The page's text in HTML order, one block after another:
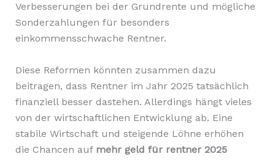
Verbesserungen bei der Grundrente und mögliche
Sonderzahlungen für besonders
einkommensschwache Rentner.
Diese Reformen könnten zusammen dazu
beitragen, dass Rentner im Jahr 2025 tatsächlich
finanziell besser dastehen. Allerdings hängt vieles
von der wirtschaftlichen Entwicklung ab. Eine
stabile Wirtschaft und steigende Löhne erhöhen
die Chancen auf mehr geld für rentner 2025